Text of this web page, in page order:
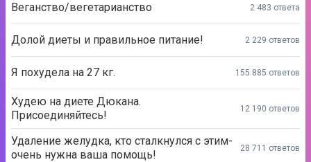
Веганство/вегетарианство 2 483 ответа
Долой диеты и правильное питание! 2 229 ответов
Я похудела на 27 кг. 155 885 ответов
Худею на диете Дюкана.
Присоединяйтесь!
12 190 ответов
Удаление желудка, кто сталкнулся с этим-
очень нужна ваша помощь!
28 711 ответов